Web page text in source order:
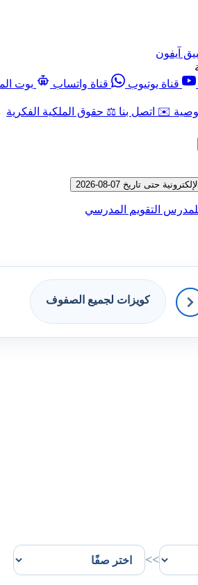
آيفون
قناة يوتيوب قناة واتساب
بوت
✉️ اتصل بنا ⚖️ حقوق الملكية الفكرية
حتى تاريخ 07-08-2026
التقويم المدرسي
كويزات لجميع الصفوف
>>